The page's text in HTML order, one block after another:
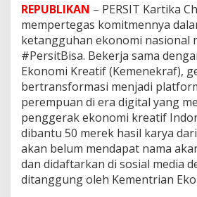
e
r
a
n
E
k
o
n
o
m
i
K
r
e
REPUBLIKAN – PERSIT Kartika
mempertegas komitmennya
ketangguhan ekonomi nasional
#PersitBisa. Bekerja sama
Ekonomi Kreatif (Kemenekraf),
bertransformasi menjadi
perempuan di era digital yang
penggerak ekonomi kreatif
dibantu 50 merek hasil karya
akan belum mendapat nama
dan didaftarkan di sosial media
ditanggung oleh Kementrian